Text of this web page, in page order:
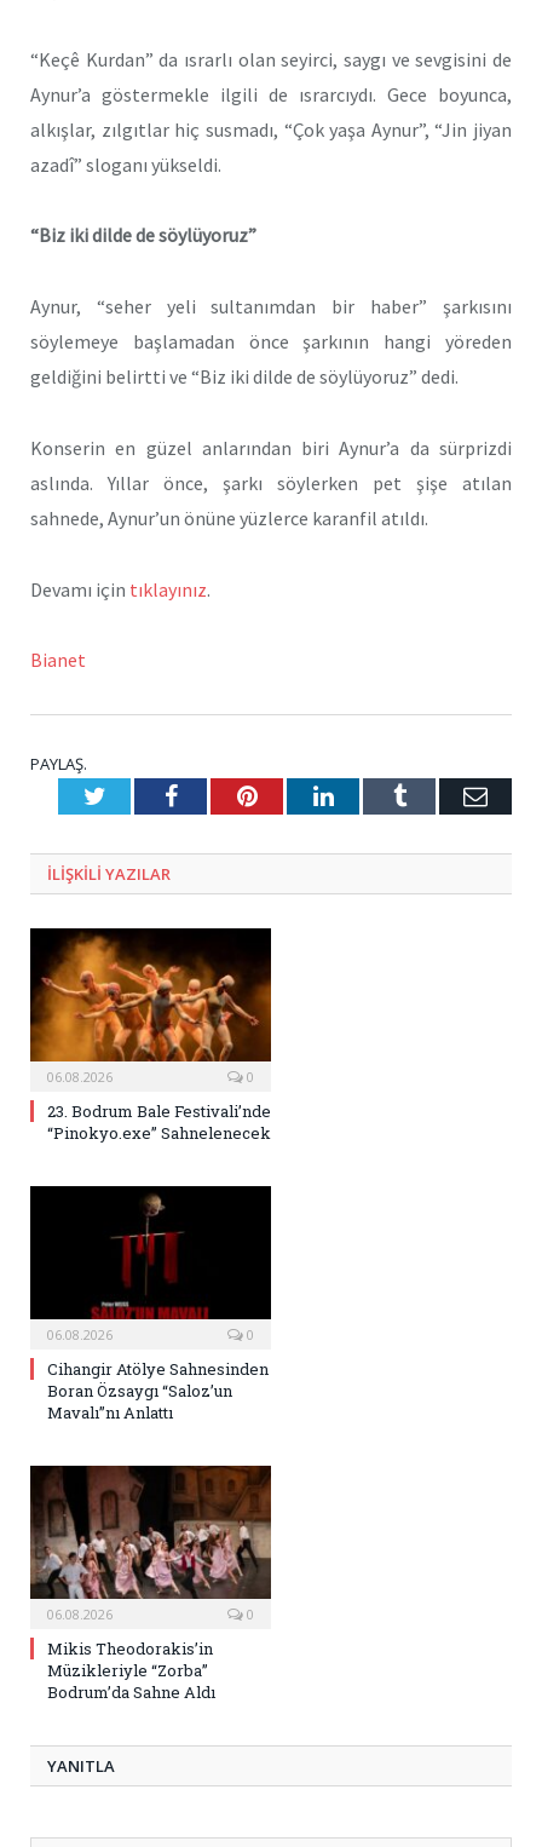
“Keçê Kurdan” da ısrarlı olan seyirci, saygı ve sevgisini de
Aynur’a göstermekle ilgili de ısrarcıydı. Gece boyunca,
alkışlar, zılgıtlar hiç susmadı, “Çok yaşa Aynur”, “Jin jiyan
azadî” sloganı yükseldi.
“Biz iki dilde de söylüyoruz”
Aynur, “seher yeli sultanımdan bir haber” şarkısını
söylemeye başlamadan önce şarkının hangi yöreden
geldiğini belirtti ve “Biz iki dilde de söylüyoruz” dedi.
Konserin en güzel anlarından biri Aynur’a da sürprizdi
aslında. Yıllar önce, şarkı söylerken pet şişe atılan
sahnede, Aynur’un önüne yüzlerce karanfil atıldı.
Devamı için tıklayınız.
Bianet
PAYLAŞ.
TwitterFacebookPinterestLinkedInTumblr E-
ILIŞKILI YAZILAR
06.08.2026 0
23. Bodrum Bale Festivali’nde
“Pinokyo.exe” Sahnelenecek
06.08.2026 0
Cihangir Atölye Sahnesinden
Boran Özsaygı “Saloz’un
Mavalı”nı Anlattı
06.08.2026 0
Mikis Theodorakis’in
Müzikleriyle “Zorba”
Bodrum’da Sahne Aldı
YANITLA